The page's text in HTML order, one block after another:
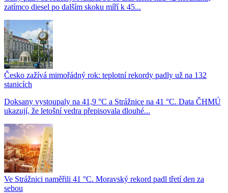
zatímco diesel po dalším skoku míří k 45...
Česko zažívá mimořádný rok: teplotní rekordy padly už na 132
stanicích
Doksany vystoupaly na 41,9 °C a Strážnice na 41 °C. Data ČHMÚ
ukazují, že letošní vedra přepisovala dlouhé...
Ve Strážnici naměřili 41 °C. Moravský rekord padl třetí den za
sebou